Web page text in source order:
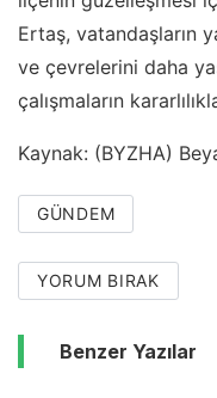
Ertaş, vatandaşların
ve çevrelerini daha
çalışmaların
Kaynak: (BYZHA)
GÜNDEM
YORUM BIRAK
Benzer Yazılar